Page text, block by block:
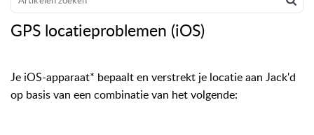
GPS locatieproblemen (iOS)
Je iOS-apparaat* bepaalt en verstrekt je locatie aan Jack'd
op basis van een combinatie van het volgende: